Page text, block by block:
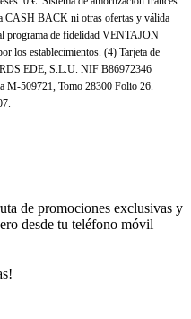
CASH BACK ni otras ofertas y válida
programa de fidelidad VENTAJON
los establecimientos. (4) Tarjeta de
EDE, S.L.U. NIF B86972346
M-509721, Tomo 28300 Folio 26.
de promociones exclusivas y
desde tu teléfono móvil